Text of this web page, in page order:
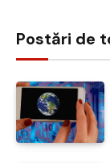
Postări de